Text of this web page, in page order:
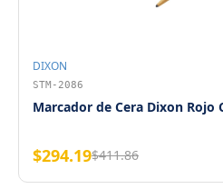
DIXON
STM-2086
Marcador de Cera Dixon Rojo
$294.19$411.86